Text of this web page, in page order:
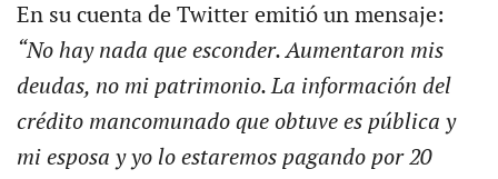
En su cuenta de Twitter emitió un mensaje:
“No hay nada que esconder. Aumentaron mis
deudas, no mi patrimonio. La información del
crédito mancomunado que obtuve es pública y
mi esposa y yo lo estaremos pagando por 20